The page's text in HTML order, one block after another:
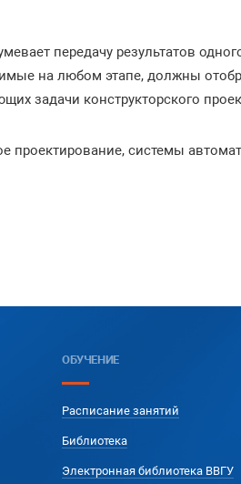
передачу результатов
на любом этапе, должны
задачи конструкторского
проектирование, системы
ОБУЧЕНИЕ
Расписание занятий
Библиотека
Электронная библиотека ВВГУ